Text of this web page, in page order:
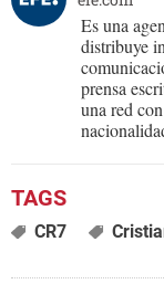
Es una
distribuye
prensa
una red
CR7